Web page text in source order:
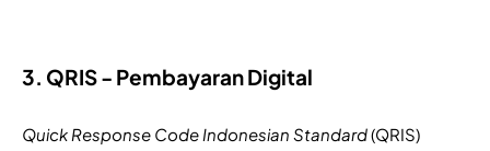
3. QRIS - Pembayaran Digital
Quick Response Code Indonesian Standard (QRIS)